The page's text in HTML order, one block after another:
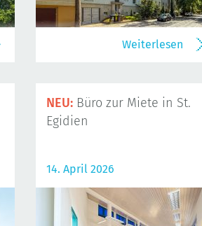
Weiterlesen
NEU: Büro zur Miete in St.
Egidien
14. April 2026